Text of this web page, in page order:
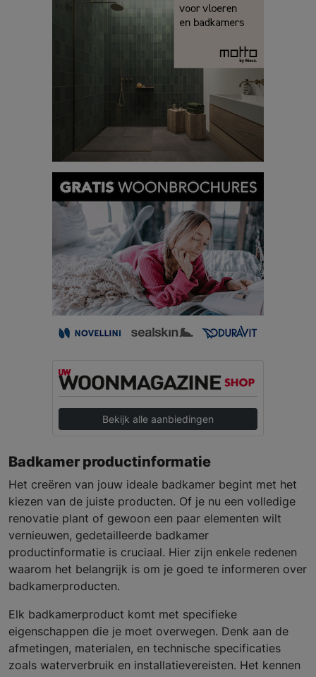
Bekijk alle aanbiedingen
Badkamer productinformatie
Het creëren van jouw ideale badkamer begint met het
kiezen van de juiste producten. Of je nu een volledige
renovatie plant of gewoon een paar elementen wilt
vernieuwen, gedetailleerde badkamer
productinformatie is cruciaal. Hier zijn enkele redenen
waarom het belangrijk is om je goed te informeren over
badkamerproducten.
Elk badkamerproduct komt met specifieke
eigenschappen die je moet overwegen. Denk aan de
afmetingen, materialen, en technische specificaties
zoals waterverbruik en installatievereisten. Het kennen